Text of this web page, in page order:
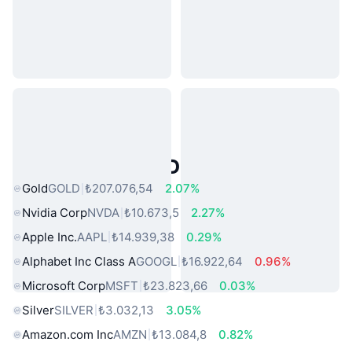
Popüler Gerçek Dünya Varlıkları
GoldGOLD ₺207.076,54
2.07%
Nvidia CorpNVDA ₺10.673,5
2.27%
Apple Inc.AAPL ₺14.939,38
0.29%
Alphabet Inc Class AGOOGL ₺16.922,64
0.96%
Microsoft CorpMSFT ₺23.823,66
0.03%
SilverSILVER ₺3.032,13
3.05%
Amazon.com IncAMZN ₺13.084,8
0.82%